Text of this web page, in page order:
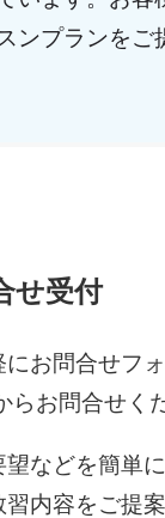
ンプランをご
せ受付
にお問合せフ
らお問合せく
などを簡単
内容をご提